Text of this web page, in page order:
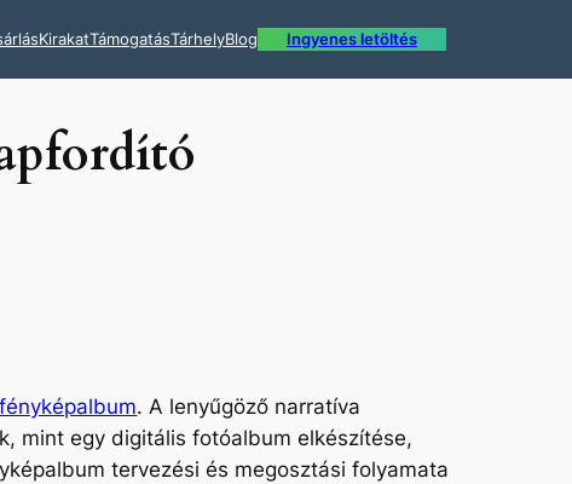
KirakatTámogatásTárhelyBlog Ingyenes letöltés
. A lenyűgöző narratíva
mint egy digitális fotóalbum elkészítése,
tervezési és megosztási folyamata